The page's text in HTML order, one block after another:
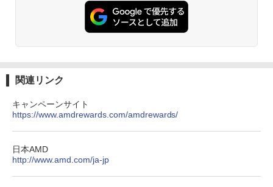
関連リンク
キャンペーンサイト
https://www.amdrewards.com/amdrewards/
日本AMD
http://www.amd.com/ja-jp